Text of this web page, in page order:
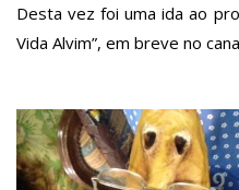
Desta vez foi uma ida ao
Vida Alvim”, em breve no